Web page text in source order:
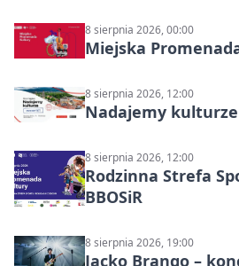
8 sierpnia 2026, 00:00
Miejska
8 sierpnia 2026, 12:00
Nadajemy
8 sierpnia 2026, 12:00
Rodzinna Strefa
BBOSiR
8 sierpnia 2026, 19:00
Jacko Brango –